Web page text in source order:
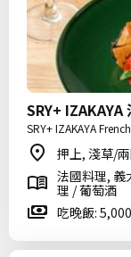
SRY+ IZAKAYA
SRY+ IZAKAYA
押上, 淺草/
法國料理, 義
理 / 葡萄酒
吃晚飯: